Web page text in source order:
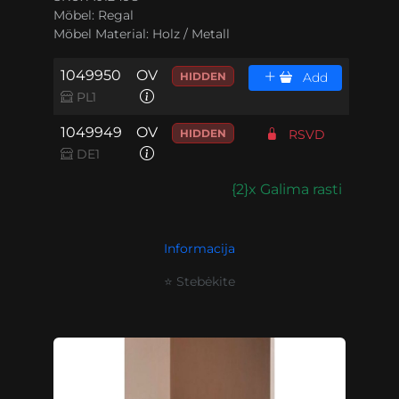
Möbel: Regal
Möbel Material: Holz / Metall
1049950
PL1
OV HIDDEN Add
1049949
DE1
OV HIDDEN RSVD
{2}x Galima rasti
Informacija
⭐ Stebėkite